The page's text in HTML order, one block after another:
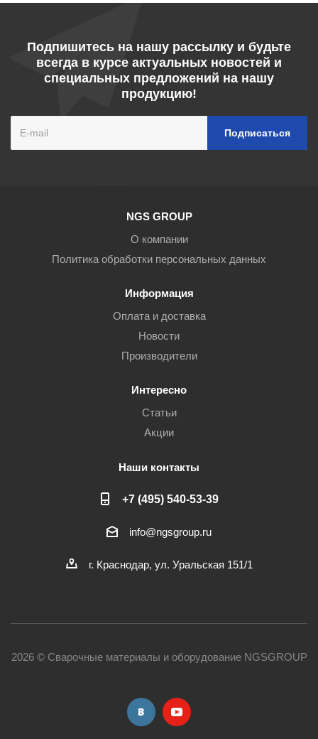
Подпишитесь на нашу рассылку и будьте
всегда в курсе актуальных новостей и
специальных предложений на нашу
продукцию!
NGS GROUP
О компании
Политика обработки персональных данных
Информация
Оплата и доставка
Новости
Производители
Интересно
Статьи
Акции
Наши контакты
+7 (495) 540-53-39
info@ngsgroup.ru
г. Краснодар, ул. Уральская 151/1
2026 © Сварочные материалы и оборудование NGSGROUP